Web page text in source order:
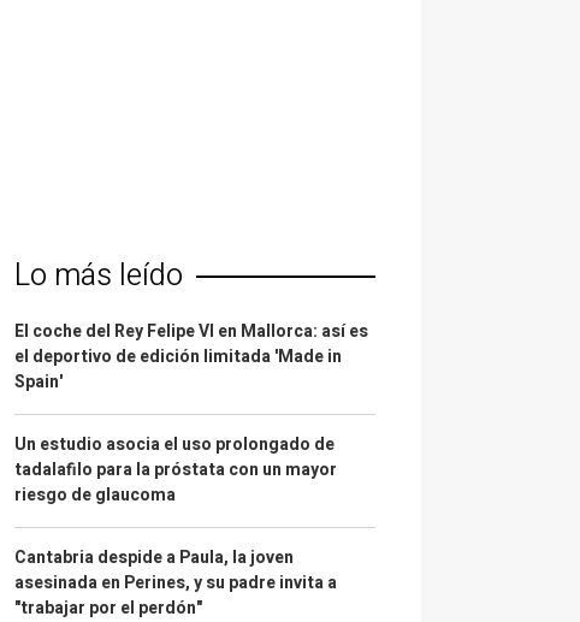
Lo más leído
El coche del Rey Felipe VI en Mallorca: así es
el deportivo de edición limitada 'Made in
Spain'
Un estudio asocia el uso prolongado de
tadalafilo para la próstata con un mayor
riesgo de glaucoma
Cantabria despide a Paula, la joven
asesinada en Perines, y su padre invita a
"trabajar por el perdón"